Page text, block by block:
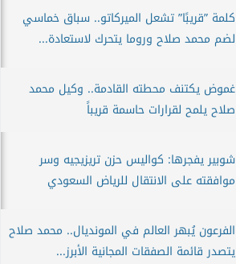
كلمة ”قريبًا” تشعل الميركاتو.. سباق خماسي
لضم محمد صلاح وروما يتحرك لاستعادة...
غموض يكتنف محطته القادمة.. وكيل محمد
صلاح يلمح لقرارات حاسمة قريباً
شوبير يفجرها: كواليس حزن تريزيجيه وسر
موافقته على الانتقال للرياض السعودي
الفرعون يُبهر العالم في المونديال.. محمد صلاح
يتصدر قائمة الصفقات المجانية الأبرز...